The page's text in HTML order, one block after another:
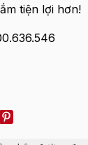
tiện lợi hơn!